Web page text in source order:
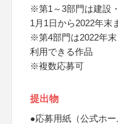
※第1～3部門は建設
1月1日から2022年末
※第4部門は2022年
利用できる作品
※複数応募可
提出物
●応募用紙（公式ホー